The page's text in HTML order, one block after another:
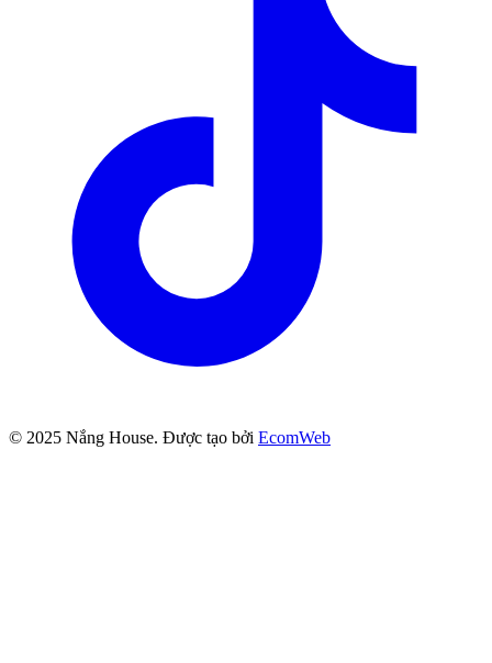
© 2025 Nắng House. Được tạo bởi EcomWeb